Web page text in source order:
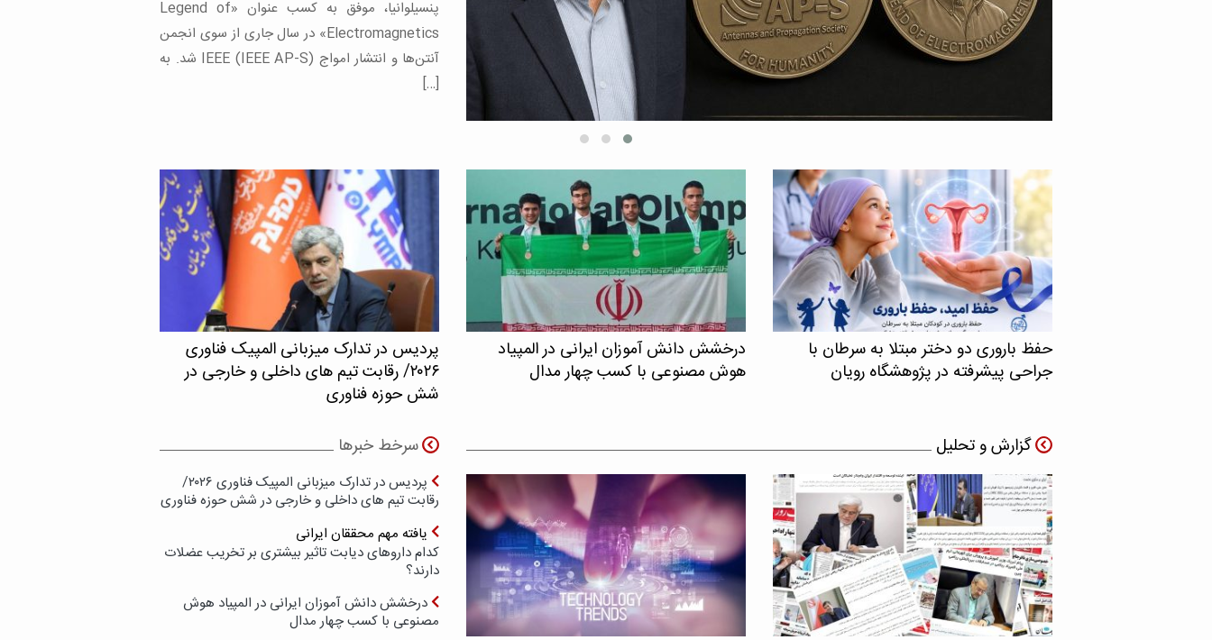
می‌تواند مسیر طراحی داروهای دقیق‌تر و کم‌عارضه‌تر را
برای […]
حفظ باروری دو دختر مبتلا به سرطان با
جراحی پیشرفته در پژوهشگاه رویان
درخشش دانش آموزان ایرانی در المپیاد
هوش مصنوعی با کسب چهار مدال
پردیس در تدارک میزبانی المپیک فناوری
۲۰۲۶/ رقابت تیم های داخلی و خارجی در
شش حوزه فناوری
گزارش و تحلیل
سرخط خبرها
پردیس در تدارک میزبانی المپیک فناوری ۲۰۲۶/
رقابت تیم های داخلی و خارجی در شش حوزه فناوری
یافته مهم محققان ایرانی
کدام داروهای دیابت تاثیر بیشتری بر تخریب عضلات
دارند؟
درخشش دانش آموزان ایرانی در المپیاد هوش
مصنوعی با کسب چهار مدال